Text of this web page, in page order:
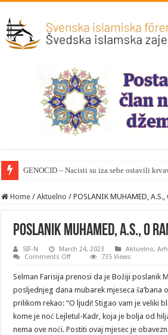
GENOCID – Nacisti su iza sebe ostavili
Home / Aktuelno / POSLANIK MUHAMED,
POSLANIK MUHAMED, A.S., O
SIF-N March 24, 2023 Aktuelno,
Comments Offon
MUHAMED,
A.S.,
O
735 Views
Selman Farisija prenosi da je Božiji poslanik
posljednjeg dana mubarek mjeseca ša’bana
prilikom rekao: “O ljudi! Stigao vam je veliki
kome je noć Lejletul-Kadr, koja je bolja od
nema ove noći. Postiti ovaj mjesec je